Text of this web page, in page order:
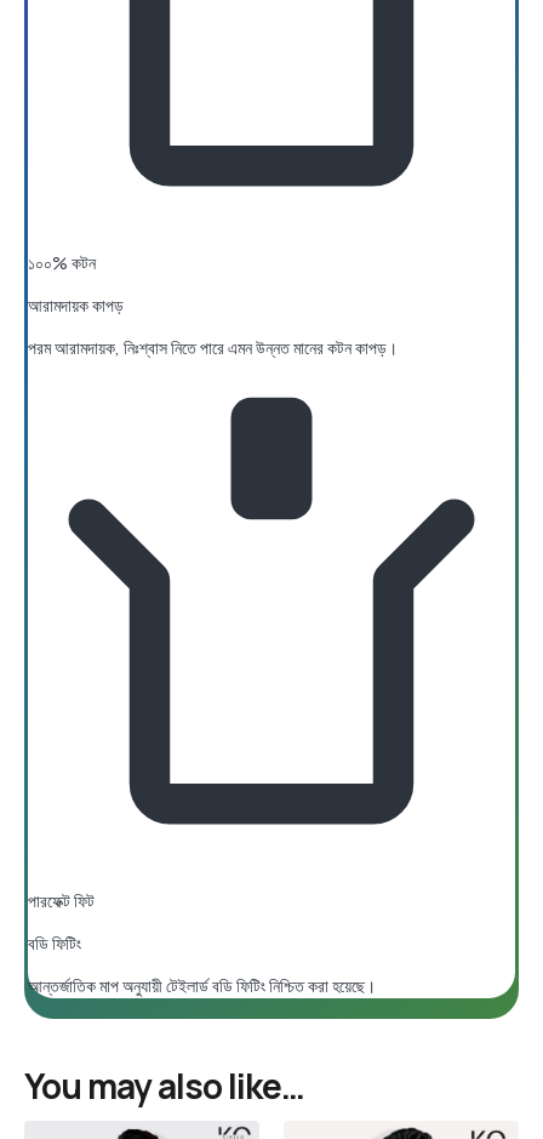
১০০% কটন
আরামদায়ক কাপড়
পরম আরামদায়ক, নিঃশ্বাস নিতে পারে এমন উন্নত মানের কটন কাপড়।
পারফেক্ট ফিট
বডি ফিটিং
আন্তর্জাতিক মাপ অনুযায়ী টেইলার্ড বডি ফিটিং নিশ্চিত করা হয়েছে।
You may also like…